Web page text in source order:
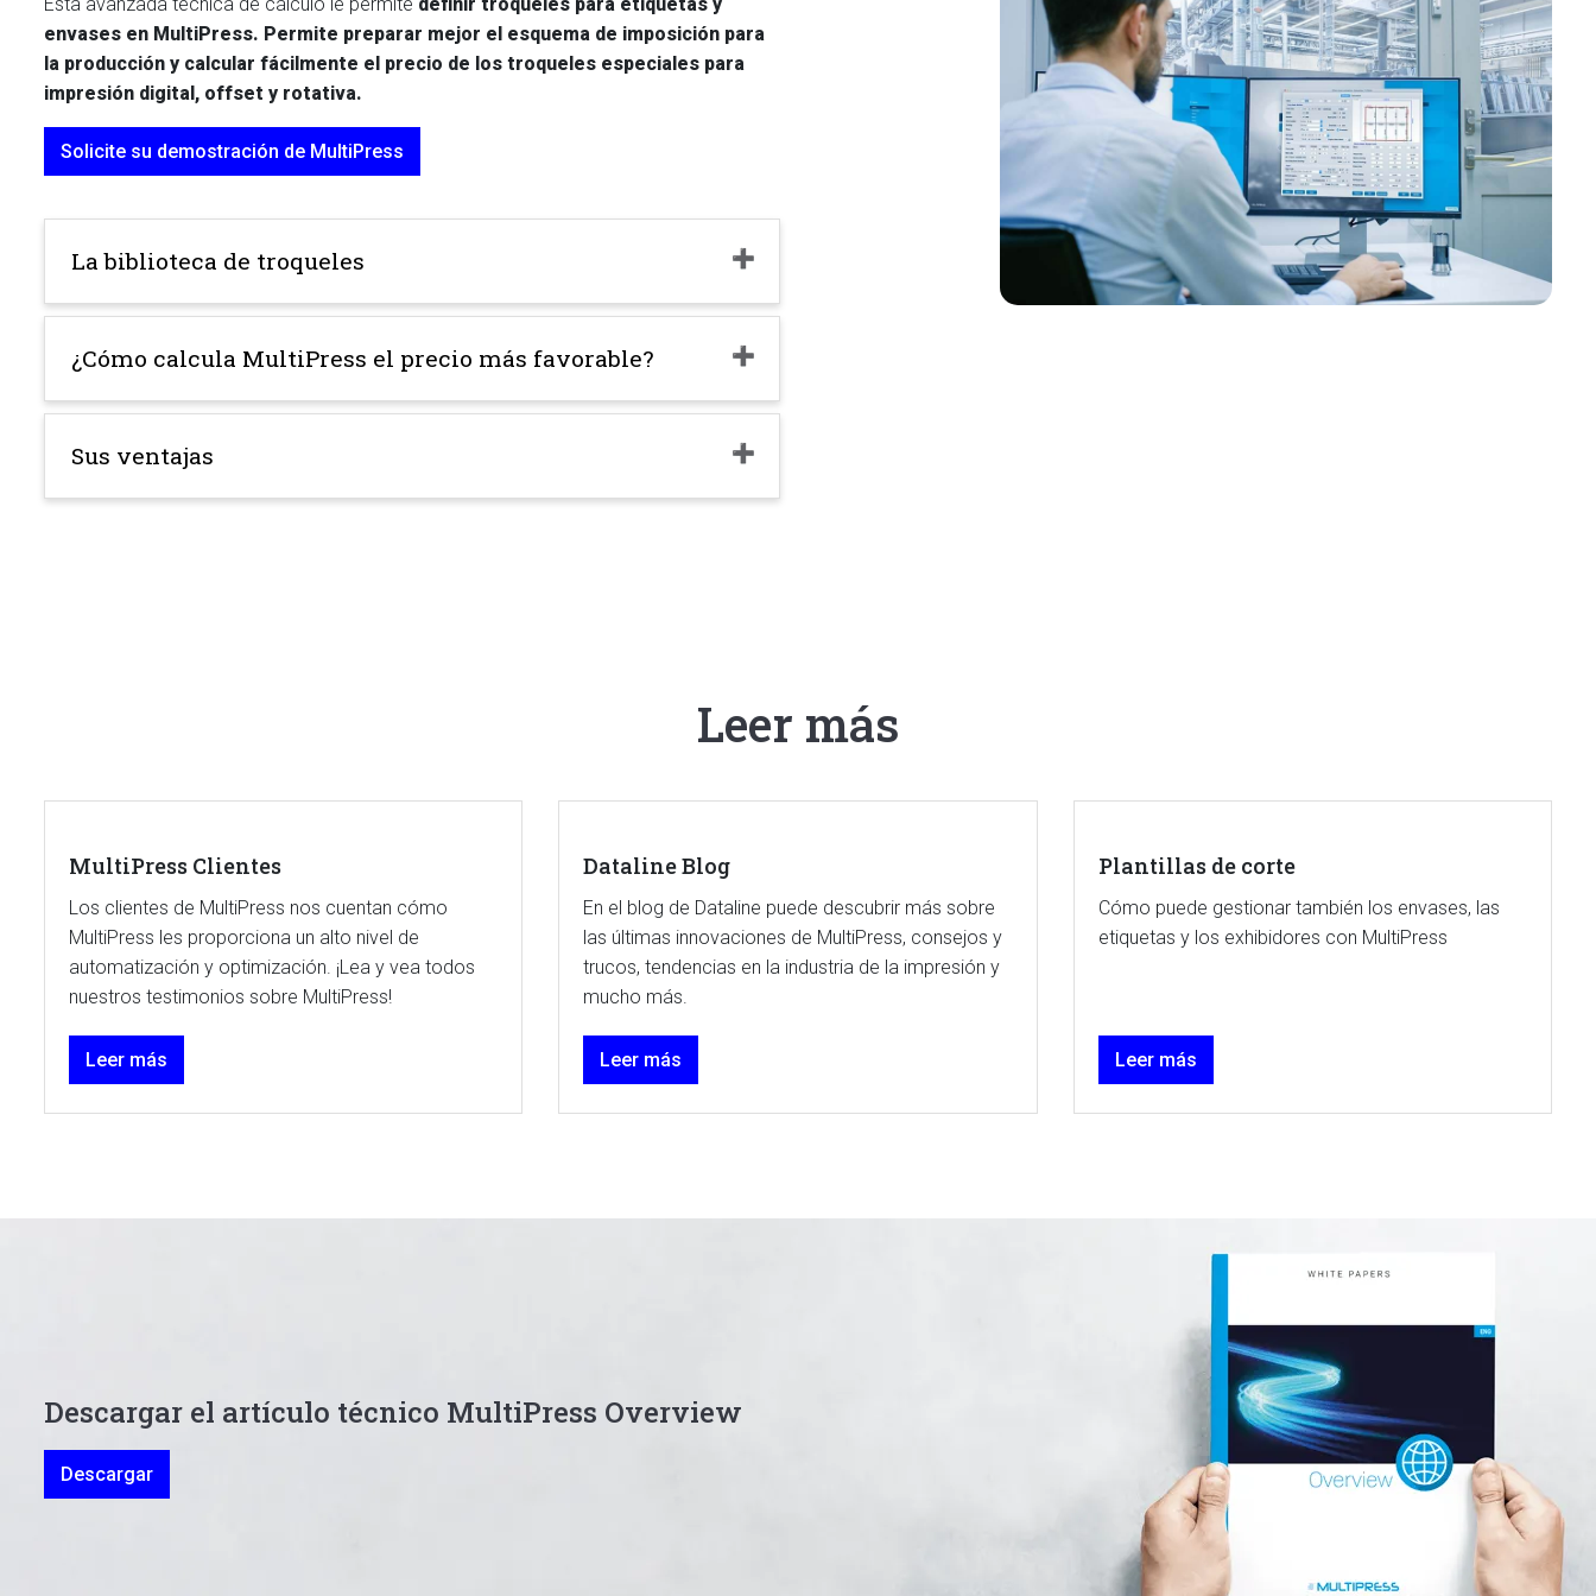
envases en MultiPress. Permite preparar mejor el esquema de imposición para
la producción y calcular fácilmente el precio de los troqueles especiales para
impresión digital, offset y rotativa.
Solicite su demostración de MultiPress
La biblioteca de troqueles
¿Cómo calcula MultiPress el precio más favorable?
Sus ventajas
Leer más
MultiPress Clientes
Los clientes de MultiPress nos cuentan cómo
MultiPress les proporciona un alto nivel de
automatización y optimización. ¡Lea y vea todos
nuestros testimonios sobre MultiPress!
Leer más
Dataline Blog
En el blog de Dataline puede descubrir más sobre
las últimas innovaciones de MultiPress, consejos y
trucos, tendencias en la industria de la impresión y
mucho más.
Leer más
Plantillas de corte
Cómo puede gestionar también los envases, las
etiquetas y los exhibidores con MultiPress
Leer más
Descargar el artículo técnico MultiPress Overview
Descargar